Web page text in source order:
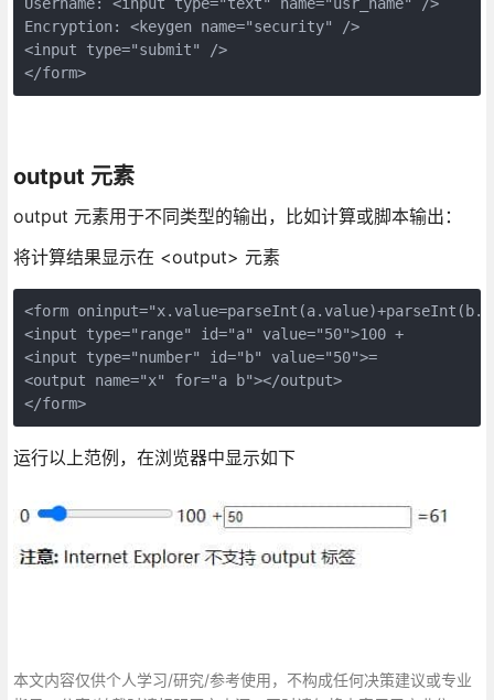
Encryption: <keygen name="security" />
<input type="submit" />
</form>
output 元素
output 元素用于不同类型的输出，比如计算或脚本输出：
将计算结果显示在 <output> 元素
<form
<input type="range" id="a" value="50">100 +
<input type="number" id="b" value="50">=
<output name="x" for="a b"></output>
</form>
运行以上范例，在浏览器中显示如下
本文内容仅供个人学习/研究/参考使用，不构成任何决策建议或专业